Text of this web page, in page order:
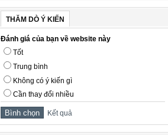
THĂM DÒ Ý KIẾN
Đánh giá của bạn về website này
Tốt
Trung bình
Không có ý kiến gì
Cần thay đổi nhiều
Kết quả